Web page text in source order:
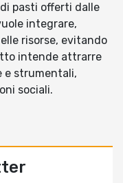
pasti offerti dalle
integrare,
risorse, evitando
intende attrarre
e strumentali,
sociali.